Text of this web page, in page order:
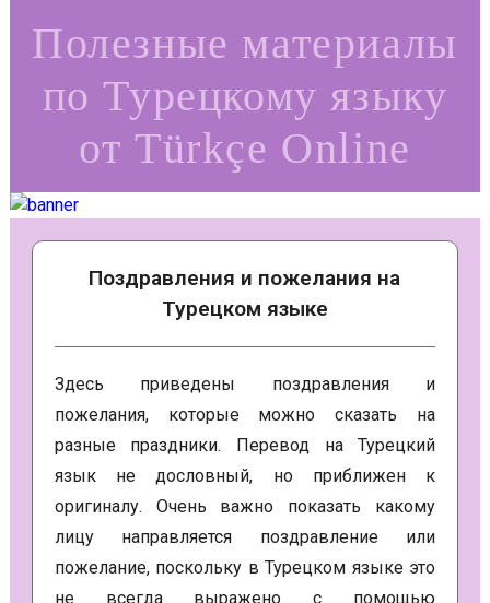
Полезные материалы
по Турецкому языку
от Türkçe Online
Поздравления и пожелания на
Турецком языке
Здесь приведены поздравления и
пожелания, которые можно сказать на
разные праздники. Перевод на Турецкий
язык не дословный, но приближен к
оригиналу. Очень важно показать какому
лицу направляется поздравление или
пожелание, поскольку в Турецком языке это
не всегда выражено с помощью